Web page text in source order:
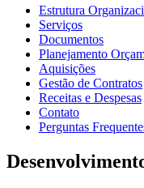
Estrutura
Serviços
Documentos
Planejamento
Aquisições
Gestão de Contratos
Receitas e Despesas
Contato
Perguntas